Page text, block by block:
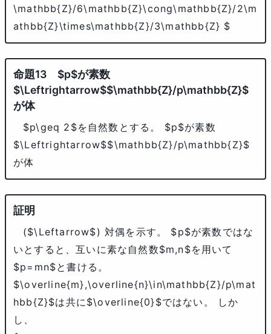
\mathbb{Z}/6\mathbb{Z}\cong\mathbb{Z}/2\m
athbb{Z}\times\mathbb{Z}/3\mathbb{Z} $
$p$が素数
$\Leftrightarrow$$\mathbb{Z}/p\mathbb{Z}$
が体
$p\geq 2$を自然数とする。 $p$が素数
$\Leftrightarrow$$\mathbb{Z}/p\mathbb{Z}$
が体
($\Leftarrow$) 対偶を示す。 $p$が素数ではな
いとすると、互いに素な自然数$m,n$を用いて
$p=mn$と書ける。
$\overline{m},\overline{n}\in\mathbb{Z}/p\mat
hbb{Z}$は共に$\overline{0}$ではない。 しか
し、